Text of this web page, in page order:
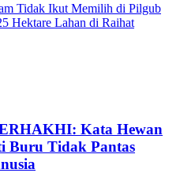
Tidak Ikut Memilih di Pilgub
Hektare Lahan di Raihat
Kata Hewan
Buru Tidak Pantas